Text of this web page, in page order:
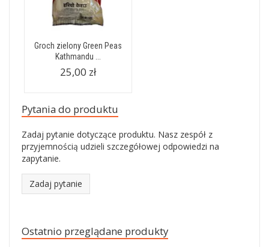
Groch zielony Green Peas
Kathmandu ...
25,00 zł
Pytania do produktu
Zadaj pytanie dotyczące produktu. Nasz zespół z
przyjemnością udzieli szczegółowej odpowiedzi na
zapytanie.
Zadaj pytanie
Ostatnio przeglądane produkty